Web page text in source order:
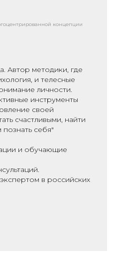
концепции
Автор методики, где
и телесные
личности.
инструменты
своей
счастливыми, найти
себя"
и обучающие
в российских